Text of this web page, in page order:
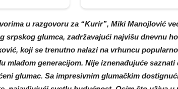
u razgovoru za “Kurir”, Miki Manojlović
srpskog glumca, zadržavajući najvišu dnevnu
koji se trenutno nalazi na vrhuncu
mlađom generacijom. Nije iznenađujuće
glumac. Sa impresivnim glumačkim